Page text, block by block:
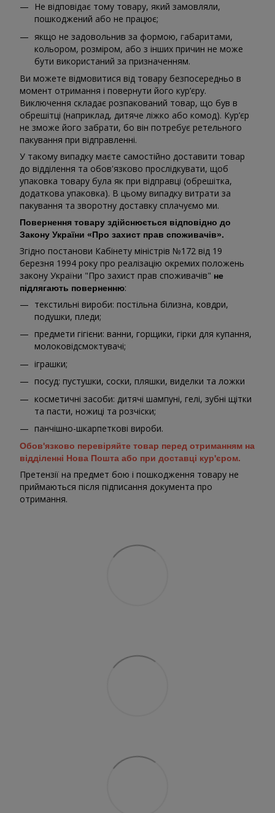
Не відповідає тому товару, який замовляли,
пошкоджений або не працює;
якщо не задовольнив за формою, габаритами,
кольором, розміром, або з інших причин не може
бути використаний за призначенням.
Ви можете відмовитися від товару безпосередньо в
момент отримання і повернути його кур’єру.
Виключення складає розпакований товар, що був в
обрешітці (наприклад, дитяче ліжко або комод). Кур’єр
не зможе його забрати, бо він потребує ретельного
пакування при відправленні.
У такому випадку маєте самостійно доставити товар
до відділення та обов'язково прослідкувати, щоб
упаковка товару була як при відправці (обрешітка,
додаткова упаковка). В цьому випадку витрати за
пакування та зворотну доставку сплачуємо ми.
Повернення товару здійснюється відповідно до
Закону України «Про захист прав споживачів».
Згідно постанови Кабінету міністрів №172 від 19
березня 1994 року про реалізацію окремих положень
закону України "Про захист прав споживачів" не
підлягають поверненню:
текстильні вироби: постільна білизна, ковдри,
подушки, пледи;
предмети гігієни: ванни, горщики, гірки для купання,
молоковідсмоктувачі;
іграшки;
посуд: пустушки, соски, пляшки, виделки та ложки
косметичні засоби: дитячі шампуні, гелі, зубні щітки
та пасти, ножиці та розчіски;
панчішно-шкарпеткові вироби.
Обов'язково перевіряйте товар перед отриманням на
відділенні Нова Пошта або при доставці кур'єром.
Претензії на предмет бою і пошкодження товару не
приймаються після підписання документа про
отримання.